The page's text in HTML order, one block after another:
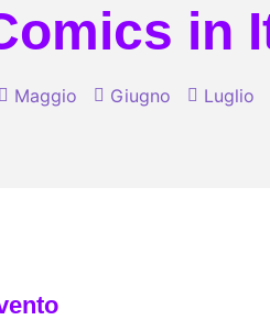
in
Maggio Giugno Luglio